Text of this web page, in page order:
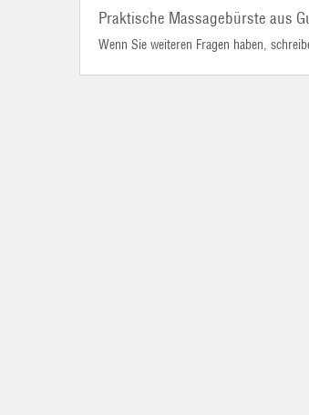
Praktische Massagebürste aus
Wenn Sie weiteren Fragen haben,